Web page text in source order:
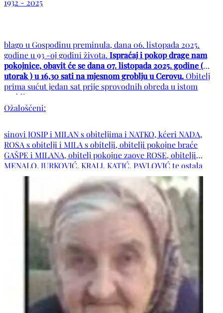
1932 - 2025
blago u Gospodinu preminula, dana 06. listopada 2025.
godine u 93 -oj godini života. Ispraćaj i pokop drage nam
pokojnice, obavit će se dana 07. listopada 2025. godine (
utorak ) u 16,30 sati na mjesnom groblju u Cerovu.Obitelj
prima sućut jedan sat prije sprovodnih obreda u istom
groblju.
Ožalošćeni:
sinovi JOSIP i MILAN s obiteljima i NATKO, kćeri NADA,
ROSA s obitelji i MILA s obitelji, obitelji pokojne braće
GAŠPE i MILANA, obitelj pokojne zaove ROSE, obitelji
MENALO, JURKOVIĆ, KRALJ, KATIĆ, PAVLOVIĆ te ostala
rodbina i prijatelji. POČIVALA U MIRU BOŽJEM !